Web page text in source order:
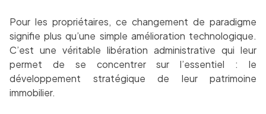
Pour les propriétaires, ce changement de paradigme
signifie plus qu’une simple amélioration technologique.
C’est une véritable libération administrative qui leur
permet de se concentrer sur l’essentiel : le
développement stratégique de leur patrimoine
immobilier.